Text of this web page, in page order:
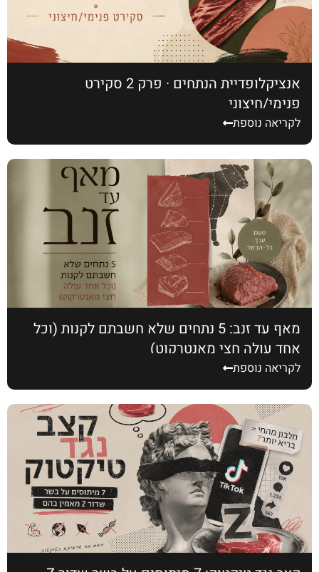
אנציקלופדיית הנתחים · פרק 2 סקירט
פנימי/חיצוני
לקריאה נוספת
מאף עד זנב: 5 נתחים שלא חשבתם לקנות (וכל
אחד עולה חצי מאנטרקוט)
לקריאה נוספת